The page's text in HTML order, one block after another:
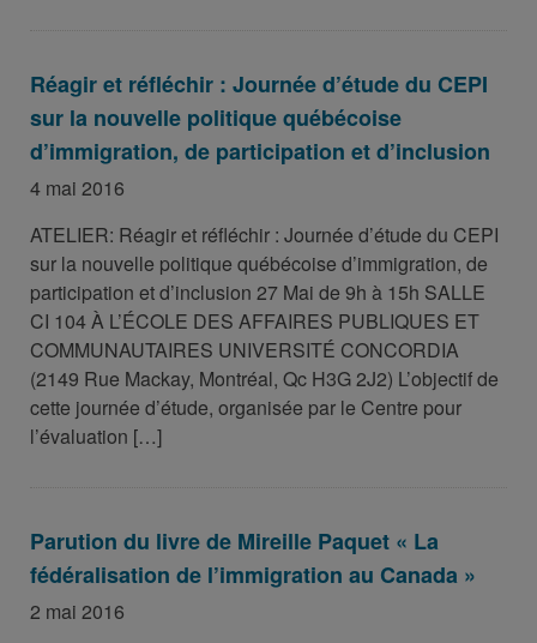
Réagir et réfléchir : Journée d’étude du CEPI
sur la nouvelle politique québécoise
d’immigration, de participation et d’inclusion
4 mai 2016
ATELIER: Réagir et réfléchir : Journée d’étude du CEPI
sur la nouvelle politique québécoise d’immigration, de
participation et d’inclusion 27 Mai de 9h à 15h SALLE
CI 104 À L’ÉCOLE DES AFFAIRES PUBLIQUES ET
COMMUNAUTAIRES UNIVERSITÉ CONCORDIA
(2149 Rue Mackay, Montréal, Qc H3G 2J2) L’objectif de
cette journée d’étude, organisée par le Centre pour
l’évaluation […]
Parution du livre de Mireille Paquet « La
fédéralisation de l’immigration au Canada »
2 mai 2016